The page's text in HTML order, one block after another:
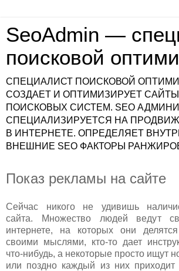
SeoAdmin —
поисковой
СПЕЦИАЛИСТ ПОИСКОВОЙ
СОЗДАЕТ И ОПТИМИЗИРУЕТ САЙТЫ
ПОИСКОВЫХ СИСТЕМ. SEO
СПЕЦИАЛИЗИРУЕТСЯ НА
В ИНТЕРНЕТЕ. ОПРЕДЕЛЯЕТ
ВНЕШНИЕ SEO ФАКТОРЫ
Показ рекламы на сайте
Сейчас никого не удивишь
сайта. Множество людей ведут
интернете, на которых они
своими мыслями, кто-то дает
что-нибудь, а некоторые просто ищут
или поздно каждый из них